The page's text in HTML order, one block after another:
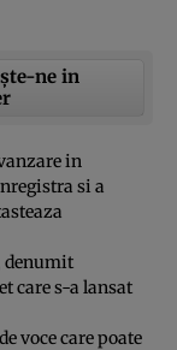
ne in
in
si a
denumit
care s-a lansat
voce care poate